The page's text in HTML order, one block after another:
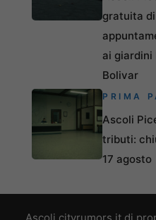
gratuita
ai giardini
Bolivar
PRIMA
Ascoli
tributi:
17 agosto